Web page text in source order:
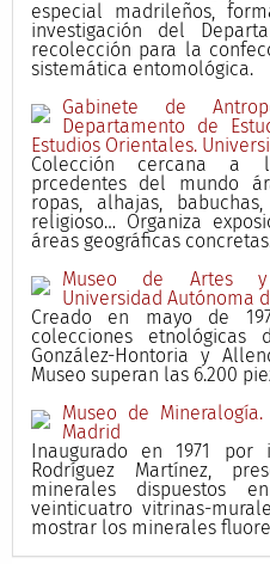
especial madrileños,
investigación del
recolección para la
sistemática entomológica.
Gabinete de
Departamento de
Estudios Orientales.
Colección cercana a
prcedentes del mundo
ropas, alhajas,
religioso… Organiza
áreas geográficas
Museo de Artes y
Universidad Autónoma
Creado en mayo de
colecciones etnológicas
González-Hontoria y
Museo superan las 6.200
Museo de
Madrid
Inaugurado en 1971
Rodríguez Martínez,
minerales dispuestos
veinticuatro vitrinas-
mostrar los minerales